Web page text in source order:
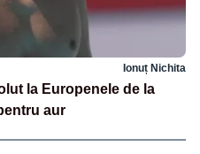
Ionuț Nichita
la Europenele de la
aur